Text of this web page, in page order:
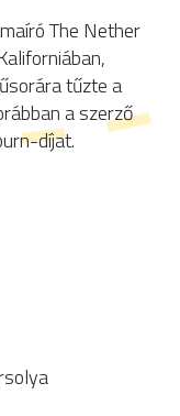
The Nether
tűzte a
a szerző
díjat.